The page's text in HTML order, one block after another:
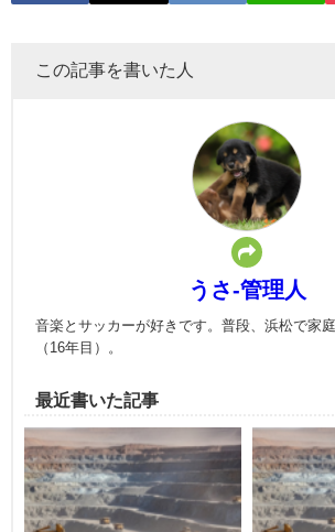
この記事を書いた人
うさ-管理人
音楽とサッカーが好きです。普段、浜松で家
（16年目）。
最近書いた記事